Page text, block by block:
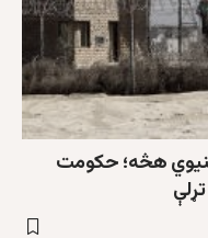
هڅه؛ حکومت